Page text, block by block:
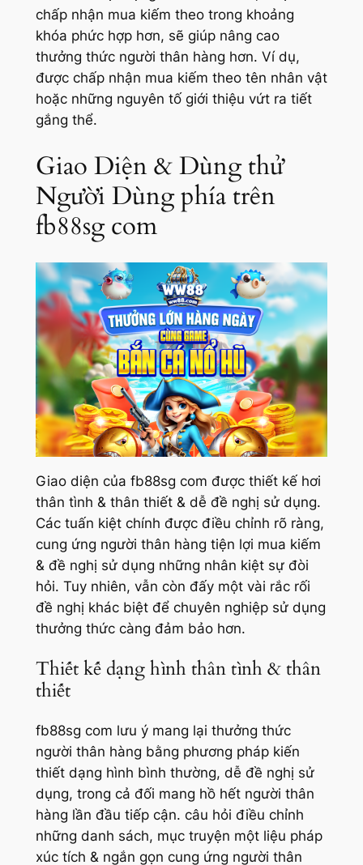
chấp nhận mua kiếm theo trong khoảng
khóa phức hợp hơn, sẽ giúp nâng cao
thưởng thức người thân hàng hơn. Ví dụ,
được chấp nhận mua kiếm theo tên nhân vật
hoặc những nguyên tố giới thiệu vứt ra tiết
gắng thể.
Giao Diện & Dùng thử
Người Dùng phía trên
fb88sg com
Giao diện của fb88sg com được thiết kế hơi
thân tình & thân thiết & dễ đề nghị sử dụng.
Các tuấn kiệt chính được điều chỉnh rõ ràng,
cung ứng người thân hàng tiện lợi mua kiếm
& đề nghị sử dụng những nhân kiệt sự đòi
hỏi. Tuy nhiên, vẫn còn đấy một vài rắc rối
đề nghị khác biệt để chuyên nghiệp sử dụng
thưởng thức càng đảm bảo hơn.
Thiết kế dạng hình thân tình & thân
thiết
fb88sg com lưu ý mang lại thưởng thức
người thân hàng bằng phương pháp kiến
thiết dạng hình bình thường, dễ đề nghị sử
dụng, trong cả đối mang hồ hết người thân
hàng lần đầu tiếp cận. câu hỏi điều chỉnh
những danh sách, mục truyện một liệu pháp
xúc tích & ngắn gọn cung ứng người thân